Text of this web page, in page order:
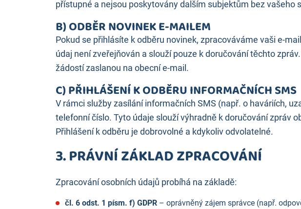
přístupné a nejsou poskytovány dalším subjektům bez vašeho
B) ODBĚR NOVINEK E-MAILEM
Pokud se přihlásíte k odběru novinek, zpracováváme vaši e-
údaj není zveřejňován a slouží pouze k doručování těchto
žádostí zaslanou na obecní e-mail.
C) PŘIHLÁŠENÍ K ODBĚRU INFORMAČNÍCH SMS
V rámci služby zasílání informačních SMS (např. o haváriích,
telefonní číslo. Tyto údaje slouží výhradně k doručování zpráv
Přihlášení k odběru je dobrovolné a kdykoliv odvolatelné.
3. PRÁVNÍ ZÁKLAD ZPRACOVÁNÍ
Zpracování osobních údajů probíhá na základě:
čl. 6 odst. 1 písm. f) GDPR – oprávněný zájem správce (např.